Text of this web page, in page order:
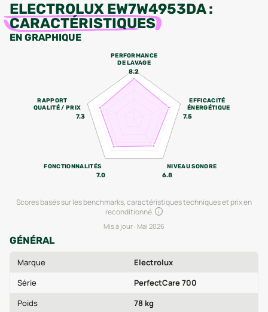
ELECTROLUX EW7W4953DA:
CARACTÉRISTIQUES
EN GRAPHIQUE
PERFORMANCE
DE LAVAGE
8.2
EFFICACITÉ
ÉNERGÉTIQUE
7.5
NIVEAU SONORE
6.8
FONCTIONNALITÉS
7.0
RAPPORT
QUALITÉ / PRIX
7.3
Scores basés sur les benchmarks, caractéristiques techniques et prix en
reconditionné.
Mis à jour : Mai 2026
GÉNÉRAL
Marque
Electrolux
Série
PerfectCare 700
Poids
78 kg